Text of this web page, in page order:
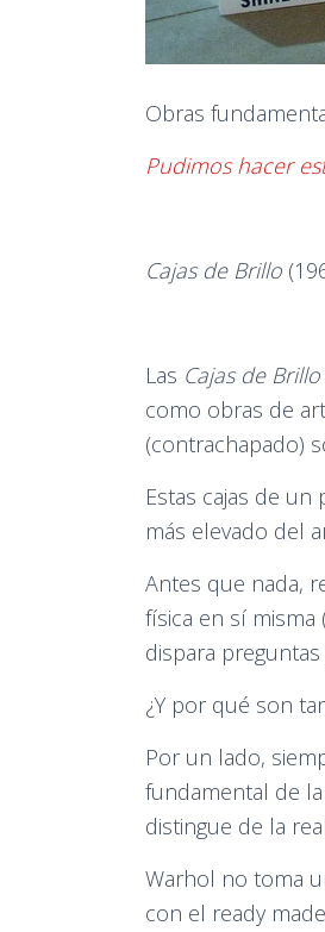
Obras
Pudimos hacer
Cajas de Brillo
Las Cajas de Brillo
como obras de
(contrachapado)
Estas cajas de
más elevado del
Antes que nada,
física en sí misma
dispara
¿Y por qué son
Por un lado,
fundamental de
distingue de la
Warhol no toma
con el ready